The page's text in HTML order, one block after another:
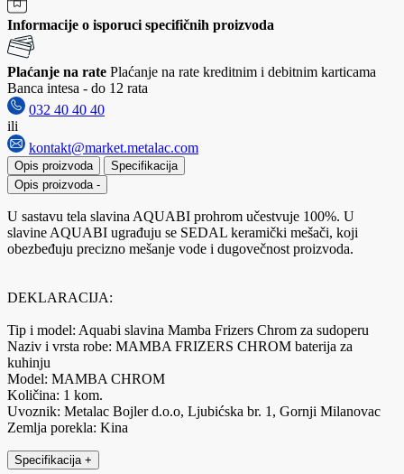
Informacije o isporuci specifičnih proizvoda
Plaćanje na rate Plaćanje na rate kreditnim i debitnim karticama
Banca intesa - do 12 rata
032 40 40 40
ili
kontakt@market.metalac.com
Opis proizvoda
Specifikacija
Opis proizvoda -
U sastavu tela slavina AQUABI prohrom učestvuje 100%. U
slavine AQUABI ugrađuju se SEDAL keramički mešači, koji
obezbeđuju precizno mešanje vode i dugovečnost proizvoda.
DEKLARACIJA:
Tip i model: Aquabi slavina Mamba Frizers Chrom za sudoperu
Naziv i vrsta robe: MAMBA FRIZERS CHROM baterija za
kuhinju
Model: MAMBA CHROM
Količina: 1 kom.
Uvoznik: Metalac Bojler d.o.o, Ljubićska br. 1, Gornji Milanovac
Zemlja porekla: Kina
Specifikacija +